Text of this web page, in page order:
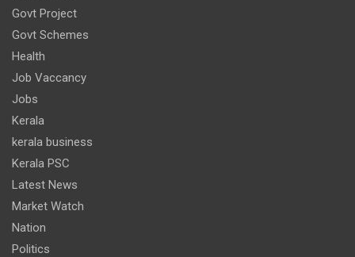
Govt Project
Govt Schemes
Health
Job Vaccancy
Jobs
Kerala
kerala business
Kerala PSC
Latest News
Market Watch
Nation
Politics